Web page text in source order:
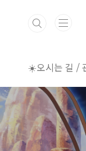
☀️오시는 길 /